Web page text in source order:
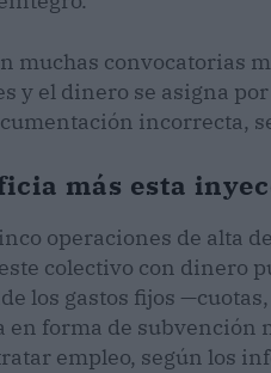
muchas convocatorias
y el dinero se asigna
incorrecta,
más esta
operaciones de alta
colectivo con dinero
los gastos fijos
en forma de subvención
empleo, según los